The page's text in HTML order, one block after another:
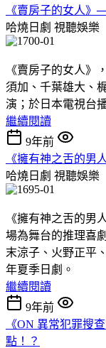
《賣房子的女人》
哈燒日劇 視聽娛樂
《賣房子的女人》
須加、千葉雄大、
演；於日本電視台
繼續閱讀
9年前
《擁有神之舌的男
哈燒日劇 視聽娛樂
《擁有神之舌的男
場為舞台的推理喜
末涼子、火野正平
年夏季日劇。
繼續閱讀
9年前
《ON 異常犯罪搜
點！？